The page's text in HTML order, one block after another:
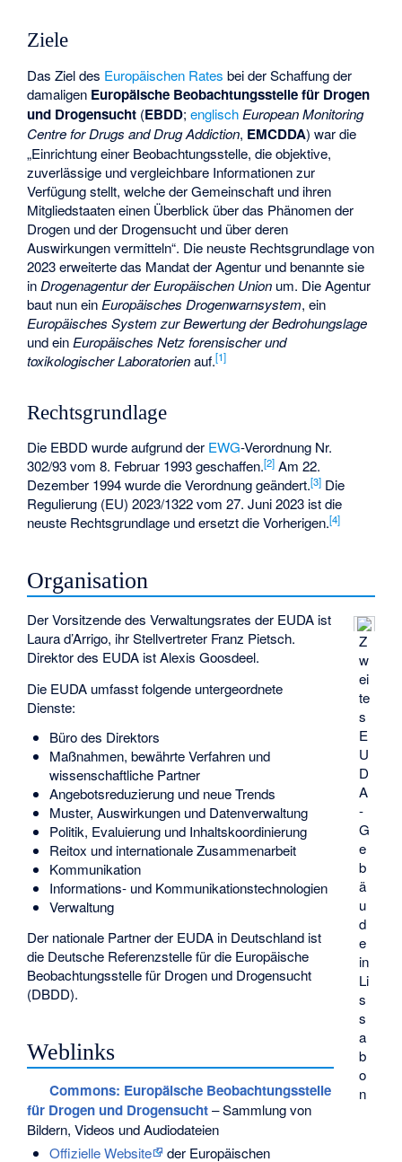
Ziele
Das Ziel des Europäischen Rates bei der Schaffung der
damaligen Europäische Beobachtungsstelle für Drogen
und Drogensucht (EBDD;englisch European Monitoring
Centre for Drugs and Drug Addiction, EMCDDA) war die
„Einrichtung einer Beobachtungsstelle, die objektive,
zuverlässige und vergleichbare Informationen zur
Verfügung stellt, welche der Gemeinschaft und ihren
Mitgliedstaaten einen Überblick über das Phänomen der
Drogen und der Drogensucht und über deren
Auswirkungen vermitteln“. Die neuste Rechtsgrundlage von
2023 erweiterte das Mandat der Agentur und benannte sie
inDrogenagentur der Europäischen Union um. Die Agentur
baut nun ein Europäisches Drogenwarnsystem, ein
Europäisches System zur Bewertung der Bedrohungslage
und ein Europäisches Netz forensischer und
toxikologischer Laboratorienauf.[1]
Rechtsgrundlage
Die EBDD wurde aufgrund der EWG-Verordnung Nr.
302/93 vom 8. Februar 1993 geschaffen.[2] Am 22.
Dezember 1994 wurde die Verordnung geändert.[3] Die
Regulierung (EU) 2023/1322 vom 27. Juni 2023 ist die
neuste Rechtsgrundlage und ersetzt die Vorherigen.[4]
Organisation
Z
w
ei
te
s
E
U
D
A
-
G
e
b
ä
u
d
e
in
Li
s
s
a
b
o
n
Der Vorsitzende des Verwaltungsrates der EUDA ist
Laura d’Arrigo, ihr Stellvertreter Franz Pietsch.
Direktor des EUDA istAlexis Goosdeel.
Die EUDA umfasst folgende untergeordnete
Dienste:
Büro des Direktors
Maßnahmen, bewährte Verfahren und
wissenschaftliche Partner
Angebotsreduzierung und neue Trends
Muster, Auswirkungen und Datenverwaltung
Politik, Evaluierung und Inhaltskoordinierung
Reitox und internationale Zusammenarbeit
Kommunikation
Informations- und Kommunikationstechnologien
Verwaltung
Der nationale Partner der EUDA in Deutschland ist
die Deutsche Referenzstelle für die Europäische
Beobachtungsstelle für Drogen und Drogensucht
(DBDD).
Weblinks
Commons: Europäische Beobachtungsstelle
für Drogen und Drogensucht– Sammlung von
Bildern, Videos und Audiodateien
Offizielle Website
der Europäischen